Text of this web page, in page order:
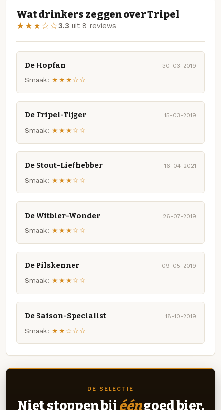
Wat drinkers zeggen over Tripel
★★★☆☆3.3 uit 8 reviews
De Hopfan 30-03-2019
Smaak: ★★★☆☆
De Tripel-Tijger 15-03-2019
Smaak: ★★★☆☆
De Stout-Liefhebber 16-04-2021
Smaak: ★★★☆☆
De Witbier-Wonder 26-07-2019
Smaak: ★★★☆☆
De Pilskenner 09-05-2019
Smaak: ★★★☆☆
De Saison-Specialist 18-10-2019
Smaak: ★★☆☆☆
DE SELECTIE
Niet stoppen bij ééngoed bier.